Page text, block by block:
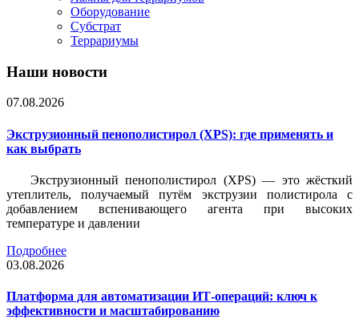
Оборудование
Субстрат
Террариумы
Наши новости
07.08.2026
Экструзионный пенополистирол (XPS): где применять и
как выбрать
Экструзионный пенополистирол (XPS) — это жёсткий
утеплитель, получаемый путём экструзии полистирола с
добавлением вспенивающего агента при высоких
температуре и давлении
Подробнее
03.08.2026
Платформа для автоматизации ИТ-операций: ключ к
эффективности и масштабированию